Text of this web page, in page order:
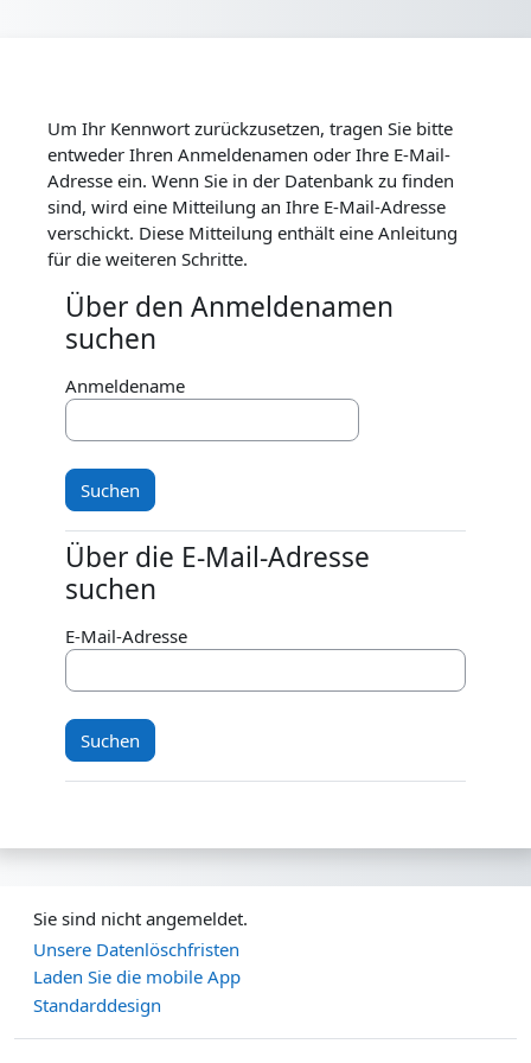
Um Ihr Kennwort zurückzusetzen, tragen Sie bitte
entweder Ihren Anmeldenamen oder Ihre E-Mail-
Adresse ein. Wenn Sie in der Datenbank zu finden
sind, wird eine Mitteilung an Ihre E-Mail-Adresse
verschickt. Diese Mitteilung enthält eine Anleitung
für die weiteren Schritte.
Über den Anmeldenamen suchen
Über den Anmeldenamen
suchen
Anmeldename
Über die E-Mail-Adresse suchen
Über die E-Mail-Adresse
suchen
E-Mail-Adresse
Sie sind nicht angemeldet.
Unsere Datenlöschfristen
Laden Sie die mobile App
Standarddesign